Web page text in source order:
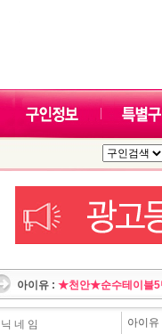
아이유 : ★천안★순수테이블
닉 네 임
아이유